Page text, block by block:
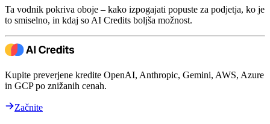
Ta vodnik pokriva oboje – kako izpogajati popuste za podjetja, ko je
to smiselno, in kdaj so AI Credits boljša možnost.
Kupite preverjene kredite OpenAI, Anthropic, Gemini, AWS, Azure
in GCP po znižanih cenah.
Začnite